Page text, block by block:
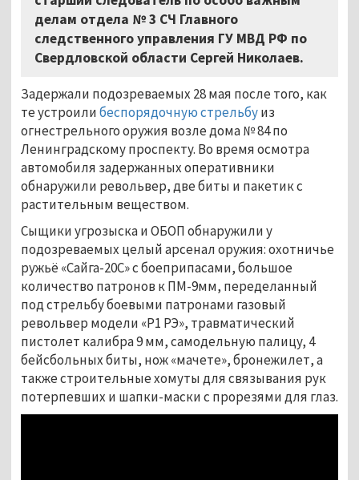
делам отдела № 3 СЧ Главного
следственного управления ГУ МВД РФ по
Свердловской области Сергей Николаев.
Задержали подозреваемых 28 мая после того, как
те устроилибеспорядочную стрельбуиз
огнестрельного оружия возле дома № 84 по
Ленинградскому проспекту. Во время осмотра
автомобиля задержанных оперативники
обнаружили револьвер, две биты и пакетик с
растительным веществом.
Сыщики угрозыска и ОБОП обнаружили у
подозреваемых целый арсенал оружия: охотничье
ружьё «Сайга-20С» с боеприпасами, большое
количество патронов к ПМ-9мм, переделанный
под стрельбу боевыми патронами газовый
револьвер модели «Р1 РЭ», травматический
пистолет калибра 9 мм, самодельную палицу, 4
бейсбольных биты, нож «мачете», бронежилет, а
также строительные хомуты для связывания рук
потерпевших и шапки-маски с прорезями для глаз.